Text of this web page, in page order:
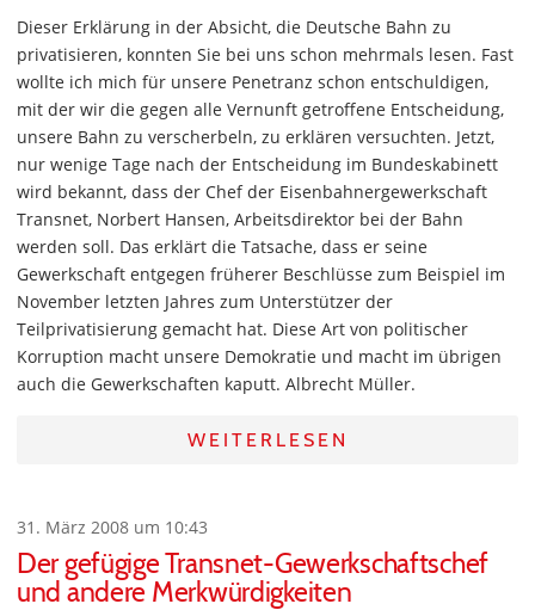
Dieser Erklärung in der Absicht, die Deutsche Bahn zu
privatisieren, konnten Sie bei uns schon mehrmals lesen. Fast
wollte ich mich für unsere Penetranz schon entschuldigen,
mit der wir die gegen alle Vernunft getroffene Entscheidung,
unsere Bahn zu verscherbeln, zu erklären versuchten. Jetzt,
nur wenige Tage nach der Entscheidung im Bundeskabinett
wird bekannt, dass der Chef der Eisenbahnergewerkschaft
Transnet, Norbert Hansen, Arbeitsdirektor bei der Bahn
werden soll. Das erklärt die Tatsache, dass er seine
Gewerkschaft entgegen früherer Beschlüsse zum Beispiel im
November letzten Jahres zum Unterstützer der
Teilprivatisierung gemacht hat. Diese Art von politischer
Korruption macht unsere Demokratie und macht im übrigen
auch die Gewerkschaften kaputt. Albrecht Müller.
WEITERLESEN
31. März 2008 um 10:43
Der gefügige Transnet-Gewerkschaftschef
und andere Merkwürdigkeiten